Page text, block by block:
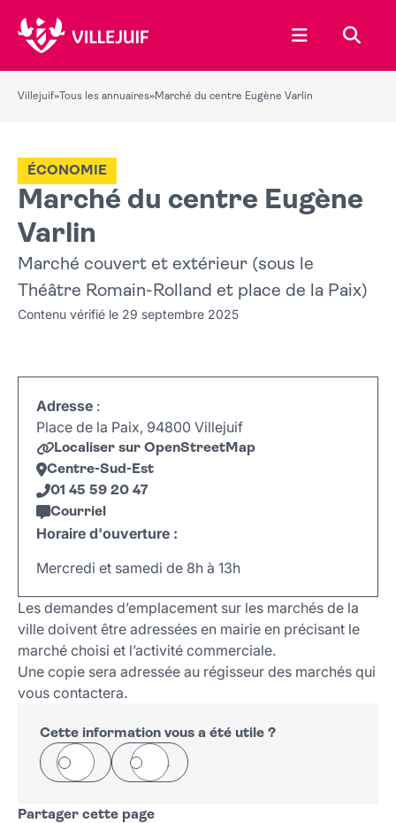
Ouvrir le
Villejuif» Tous les annuaires»Marché du centre Eugène Varlin
Marché du centre Eugène
Varlin
ÉCONOMIE
Marché couvert et extérieur (sous le
Théâtre Romain-Rolland et place de la Paix)
Contenu vérifié le 29 septembre 2025
Adresse :
Place de la Paix, 94800 Villejuif
Localiser sur OpenStreetMap
Centre-Sud-Est
01 45 59 20 47
Courriel
Horaire d'ouverture :
Mercredi et samedi de 8h à 13h
+
−
Leaflet
Les demandes d’emplacement sur les marchés de la
ville doivent être adressées en mairie en précisant le
marché choisi et l’activité commerciale.
Une copie sera adressée au régisseur des marchés qui
vous contactera.
Cette information vous a été utile ?
Oui Non
Partager cette page